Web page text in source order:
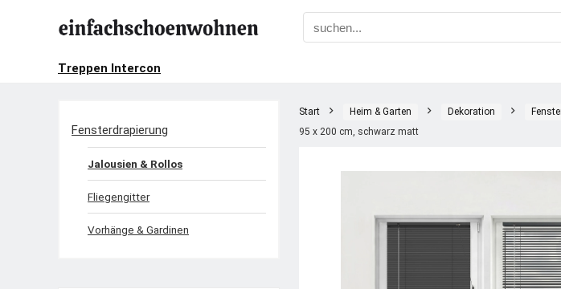
Treppen Intercon
Start Heim & Garten Dekoration
95 x 200 cm, schwarz matt
Fensterdrapierung
Jalousien & Rollos
Fliegengitter
Vorhänge & Gardinen